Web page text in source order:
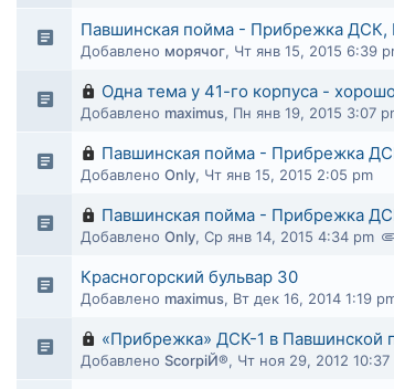
Павшинская пойма - Прибрежка ДСК,
Добавлено морячог, Чт янв 15, 2015 6:39
Одна тема у 41-го корпуса -
Добавлено maximus, Пн янв 19, 2015 3:07
Павшинская пойма - Прибрежка
Добавлено Only, Чт янв 15, 2015 2:05 pm
Павшинская пойма - Прибрежка
Добавлено Only, Ср янв 14, 2015 4:34 pm
Красногорский бульвар 30
Добавлено maximus, Вт дек 16, 2014 1:19
«Прибрежка» ДСК-1 в Павшинской
Добавлено ScorpiЙ®, Чт ноя 29, 2012 10:37